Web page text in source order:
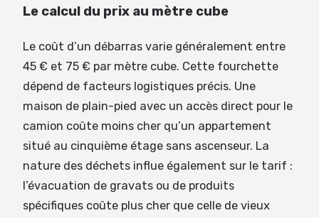
Le calcul du prix au mètre cube
Le coût d’un débarras varie généralement entre
45 € et 75 € par mètre cube. Cette fourchette
dépend de facteurs logistiques précis. Une
maison de plain-pied avec un accès direct pour le
camion coûte moins cher qu’un appartement
situé au cinquième étage sans ascenseur. La
nature des déchets influe également sur le tarif :
l’évacuation de gravats ou de produits
spécifiques coûte plus cher que celle de vieux